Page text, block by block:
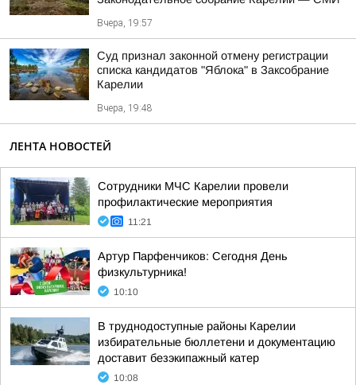
Вчера, 19:57
Суд признал законной отмену регистрации
списка кандидатов "Яблока" в Заксобрание
Карелии
Вчера, 19:48
ЛЕНТА НОВОСТЕЙ
Сотрудники МЧС Карелии провели
профилактические мероприятия
11:21
Артур Парфенчиков: Сегодня День
физкультурника!
10:10
В труднодоступные районы Карелии
избирательные бюллетени и документацию
доставит безэкипажный катер
10:08